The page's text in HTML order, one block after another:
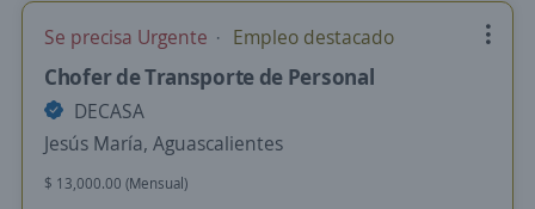
Se precisa Urgente Empleo destacado
Chofer de Transporte de Personal
DECASA
Jesús María, Aguascalientes
$ 13,000.00 (Mensual)